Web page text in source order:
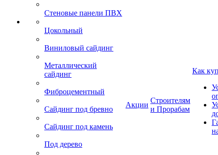
Стеновые панели ПВХ
Цокольный
Виниловый сайдинг
Металлический
сайдинг
Фиброцементный
Сайдинг под бревно
Сайдинг под камень
Под дерево
Акции
Строителям
и Прорабам
Как